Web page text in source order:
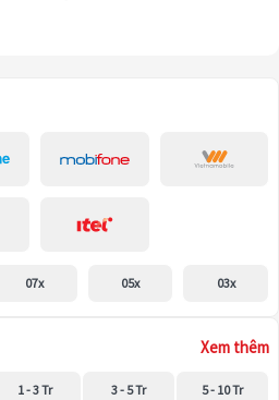
07x 05x 03x
Xem thêm
1 - 3 Tr 3 - 5 Tr 5 - 10 Tr